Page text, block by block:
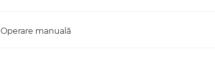
Operare manuală